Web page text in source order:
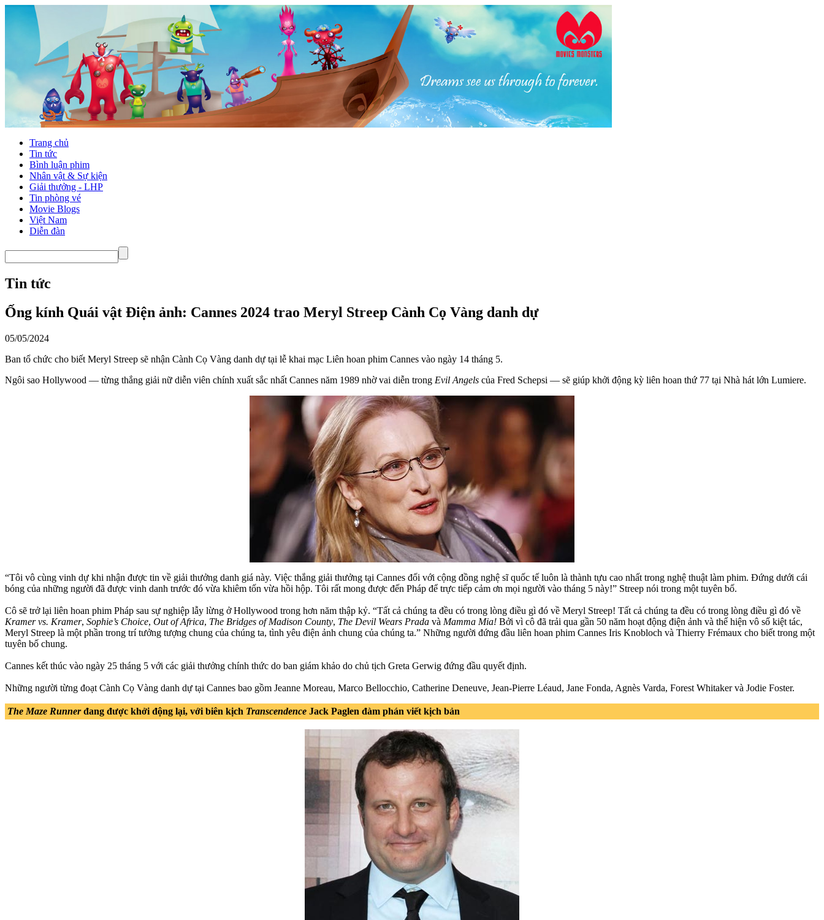
Trang chủ
Tin tức
Bình luận phim
Nhân vật & Sự kiện
Giải thưởng - LHP
Tin phòng vé
Movie Blogs
Việt Nam
Diễn đàn
Tin tức
Ống kính Quái vật Điện ảnh: Cannes 2024 trao Meryl Streep Cành Cọ Vàng danh dự
05/05/2024
Ban tổ chức cho biết Meryl Streep sẽ nhận Cành Cọ Vàng danh dự tại lễ khai mạc Liên hoan phim Cannes vào ngày 14 tháng 5.
Ngôi sao Hollywood — từng thắng giải nữ diễn viên chính xuất sắc nhất Cannes năm 1989 nhờ vai diễn trong Evil Angels của Fred Schepsi — sẽ giúp khởi động kỳ liên hoan thứ 77 tại Nhà hát lớn Lumiere.
“Tôi vô cùng vinh dự khi nhận được tin về giải thưởng danh giá này. Việc thắng giải thưởng tại Cannes đối với cộng đồng nghệ sĩ quốc tế luôn là thành tựu cao nhất trong nghệ thuật làm phim. Đứng dưới cái
bóng của những người đã được vinh danh trước đó vừa khiêm tốn vừa hồi hộp. Tôi rất mong được đến Pháp để trực tiếp cảm ơn mọi người vào tháng 5 này!” Streep nói trong một tuyên bố.
Cô sẽ trở lại liên hoan phim Pháp sau sự nghiệp lẫy lừng ở Hollywood trong hơn năm thập kỷ. “Tất cả chúng ta đều có trong lòng điều gì đó về Meryl Streep! Tất cả chúng ta đều có trong lòng điều gì đó về
Kramer vs. Kramer, Sophie’s Choice, Out of Africa, The Bridges of Madison County, The Devil Wears Prada và Mamma Mia! Bởi vì cô đã trải qua gần 50 năm hoạt động điện ảnh và thể hiện vô số kiệt tác,
Meryl Streep là một phần trong trí tưởng tượng chung của chúng ta, tình yêu điện ảnh chung của chúng ta.” Những người đứng đầu liên hoan phim Cannes Iris Knobloch và Thierry Frémaux cho biết trong một
tuyên bố chung.
Cannes kết thúc vào ngày 25 tháng 5 với các giải thưởng chính thức do ban giám khảo do chủ tịch Greta Gerwig đứng đầu quyết định.
Những người từng đoạt Cành Cọ Vàng danh dự tại Cannes bao gồm Jeanne Moreau, Marco Bellocchio, Catherine Deneuve, Jean-Pierre Léaud, Jane Fonda, Agnès Varda, Forest Whitaker và Jodie Foster.
The Maze Runnerđang được khởi động lại, với biên kịch Transcendence Jack Paglen đàm phán viết kịch bản